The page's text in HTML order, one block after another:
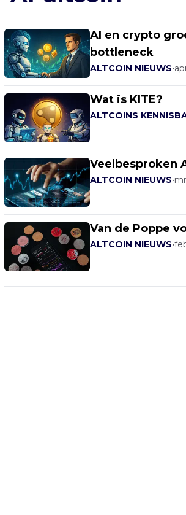
AI en crypto
bottleneck
ALTCOIN NIEUWS•
Wat is KITE?
ALTCOINS
Veelbesproken
ALTCOIN NIEUWS•
Van de Poppe
ALTCOIN NIEUWS•